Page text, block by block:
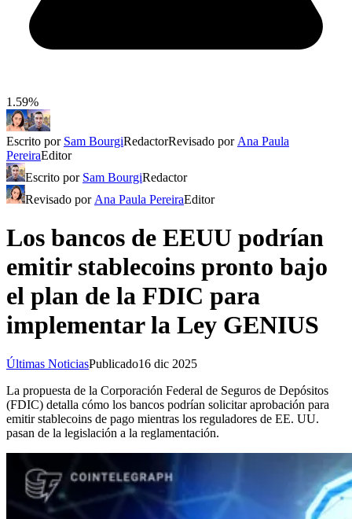
1.59%
Escrito por Sam BourgiRedactorRevisado por Ana Paula
PereiraEditor
Escrito por Sam BourgiRedactor
Revisado por Ana Paula PereiraEditor
Los bancos de EEUU podrían
emitir stablecoins pronto bajo
el plan de la FDIC para
implementar la Ley GENIUS
Últimas NoticiasPublicado16 dic 2025
La propuesta de la Corporación Federal de Seguros de Depósitos
(FDIC) detalla cómo los bancos podrían solicitar aprobación para
emitir stablecoins de pago mientras los reguladores de EE. UU.
pasan de la legislación a la reglamentación.